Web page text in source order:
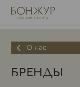
О нас
БРЕНДЫ